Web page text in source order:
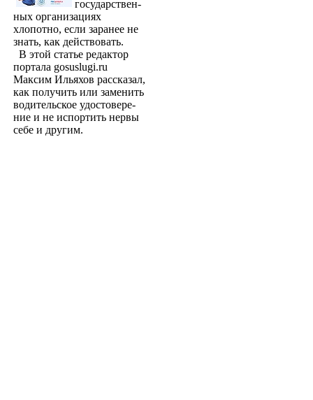
государствен­
ных организациях
хлопотно, если заранее не
знать, как действовать.
В этой статье редактор
портала gosuslugi.ru
Максим Ильяхов рассказал,
как получить или заменить
водительское удостовере­
ние и не испортить нервы
себе и другим.